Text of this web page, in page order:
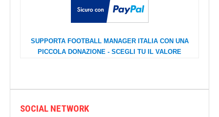
SUPPORTA FOOTBALL MANAGER ITALIA CON UNA
PICCOLA DONAZIONE - SCEGLI TU IL VALORE
SOCIAL NETWORK